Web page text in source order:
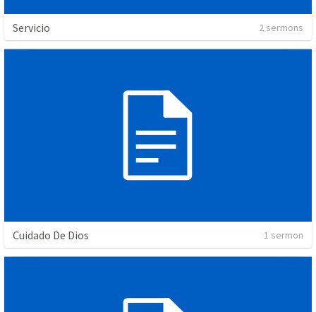
Servicio 2 sermons
Cuidado De Dios 1 sermon